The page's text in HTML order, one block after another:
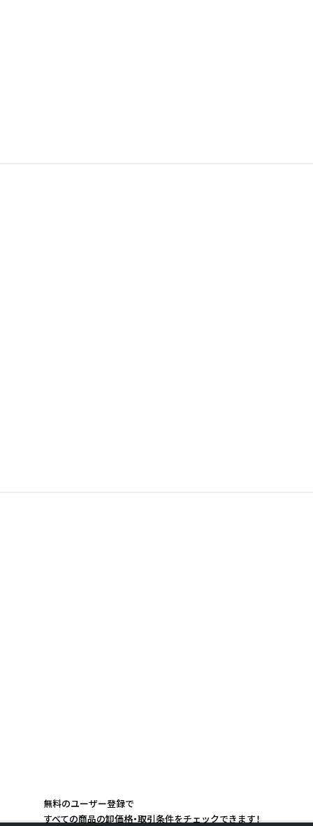
無料のユーザー登録で
すべての商品の卸価格・取引条件をチェックできます！